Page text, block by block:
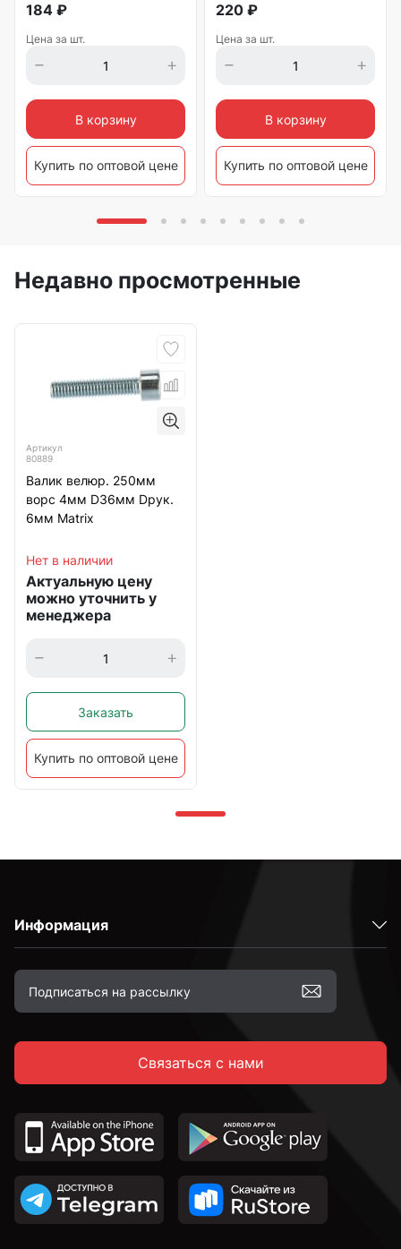
184 ₽
Цена за шт.
В корзину
Купить по оптовой цене
220 ₽
Цена за шт.
В корзину
Купить по оптовой цене
Недавно просмотренные
Артикул
80889
Валик велюр. 250мм
ворс 4мм D36мм Dрук.
6мм Matrix
Нет в наличии
Актуальную цену
можно уточнить у
менеджера
Заказать
Купить по оптовой цене
Информация
Связаться с нами